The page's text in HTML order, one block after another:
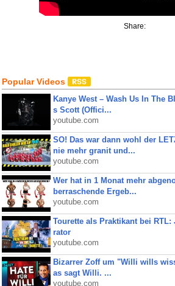
Share:
Popular Videos
Kanye West – Wash Us In The
s Scott (Offici...
youtube.com
SO! Das war dann wohl der
nie mehr granit und...
youtube.com
Wer hat in 1 Monat mehr
berraschende Ergeb...
youtube.com
Tourette als Praktikant bei RTL:
rator
youtube.com
Bizarrer Zoff um "Willi wills
as sagt Willi. ...
youtube.com